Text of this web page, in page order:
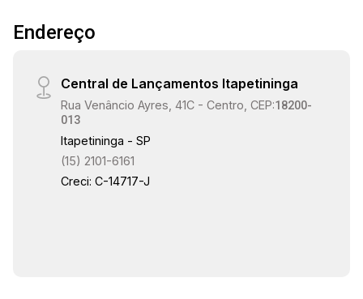
Endereço
Central de Lançamentos Itapetininga
Rua Venâncio Ayres, 41C - Centro, CEP:18200-
013
Itapetininga - SP
(15) 2101-6161
Creci: C-14717-J